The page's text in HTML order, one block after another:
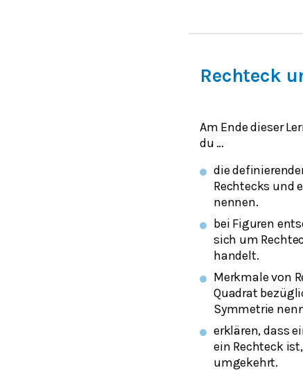
Rechteck
Am Ende dieser
du …
die
Rechtecks und
nennen.
bei Figuren
sich um
handelt.
Merkmale von
Quadrat
Symmetrie
erklären, dass
ein Rechteck
umgekehrt.